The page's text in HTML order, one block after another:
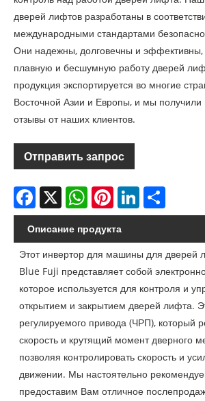
дверей лифтов разработаны в
международными стандартами
Они надежны, долговечны и эффективны,
плавную и бесшумную работу дверей
продукция экспортируется во многие
Восточной Азии и Европы, и мы получили
отзывы от наших клиентов.
Отправить запрос
Facebook
X WhatsAppPinterestLinkedIn
Описание продукта
Этот инвертор для машины для дверей
Blue Fuji представляет собой
которое используется для контроля и
открытием и закрытием дверей лифта.
регулируемого привода (ЧРП), который
скорость и крутящий момент дверного
позволяя контролировать скорость и
движении. Мы настоятельно
предоставим Вам отличное